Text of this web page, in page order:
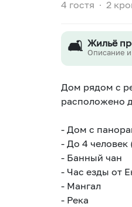
4 гостя ∙ 2
🛋️ Жильё
Описание
Дом рядом с
расположено
- Дом с
- До 4 человек
- Банный чан
- Час езды от
- Мангал
- Река